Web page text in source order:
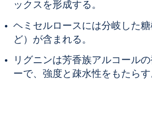
ックスを形成する。
ヘミセルロースには分岐した
ど）が含まれる。
リグニンは芳香族アルコール
ーで、強度と疎水性をもたらす